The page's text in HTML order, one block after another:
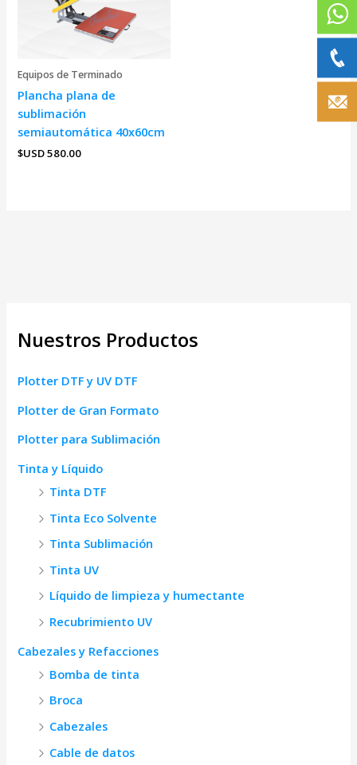
Nuestros Productos
Plotter DTF y UV DTF
Plotter de Gran Formato
Plotter para Sublimación
Tinta y Líquido
Tinta DTF
Tinta Eco Solvente
Tinta Sublimación
Tinta UV
Líquido de limpieza y humectante
Recubrimiento UV
Cabezales y Refacciones
Bomba de tinta
Broca
Cabezales
Cable de datos
Equipos de Terminado
Plancha plana de
sublimación
semiautomática 40x60cm
$USD580.00